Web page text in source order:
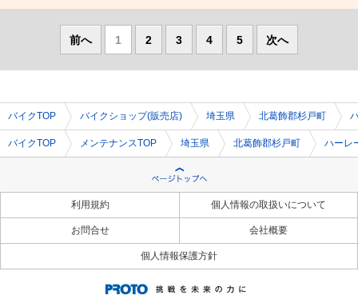
前へ 1 2 3 4 5 次へ
バイクTOP バイクショップ(販売店) 埼玉県 北葛飾郡杉戸町
バイクTOP メンテナンスTOP 埼玉県 北葛飾郡杉戸町 ハーレ
利用規約 個人情報の取扱いについて
お問合せ 会社概要
個人情報保護方針